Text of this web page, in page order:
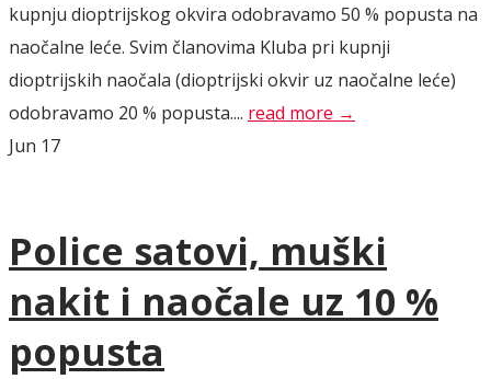
kupnju dioptrijskog okvira odobravamo 50 % popusta na
naočalne leće. Svim članovima Kluba pri kupnji
dioptrijskih naočala (dioptrijski okvir uz naočalne leće)
odobravamo 20 % popusta.... read more →
Jun 17
Police satovi, muški
nakit i naočale uz 10 %
popusta